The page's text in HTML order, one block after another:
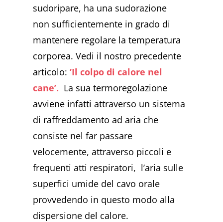
sudoripare, ha una sudorazione
non sufficientemente in grado di
mantenere regolare la temperatura
corporea. Vedi il nostro precedente
articolo:‘Il colpo di calore nel
cane’. La sua termoregolazione
avviene infatti attraverso un sistema
di raffreddamento ad aria che
consiste nel far passare
velocemente, attraverso piccoli e
frequenti atti respiratori, l’aria sulle
superfici umide del cavo orale
provvedendo in questo modo alla
dispersione del calore.